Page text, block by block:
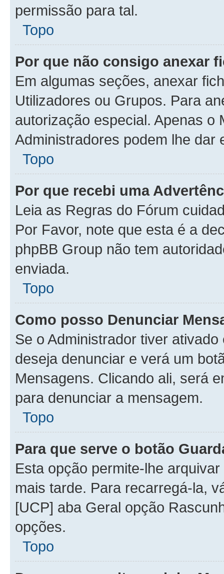
permissão para tal.
Topo
Por que não consigo anexar
Em algumas seções, anexar
Utilizadores ou Grupos. Para
autorização especial. Apenas o
Administradores podem lhe
Topo
Por que recebi uma
Leia as Regras do Fórum
Por Favor, note que esta é a
phpBB Group não tem
enviada.
Topo
Como posso Denunciar
Se o Administrador tiver
deseja denunciar e verá um
Mensagens. Clicando ali, será
para denunciar a mensagem.
Topo
Para que serve o botão
Esta opção permite-lhe
mais tarde. Para recarregá-la,
[UCP] aba Geral opção
opções.
Topo